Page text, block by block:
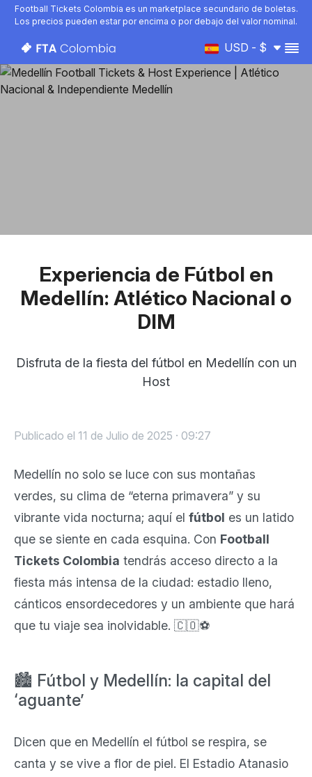
Football Tickets Colombia es un marketplace secundario de boletas.
Los precios pueden estar por encima o por debajo del valor nominal.
USD - $
Experiencia de Fútbol en
Medellín: Atlético Nacional o
DIM
Disfruta de la fiesta del fútbol en Medellín con un
Host
Publicado el 11 de Julio de 2025 · 09:27
Medellín no solo se luce con sus montañas
verdes, su clima de “eterna primavera” y su
vibrante vida nocturna; aquí el fútbol es un latido
que se siente en cada esquina. Con Football
Tickets Colombia tendrás acceso directo a la
fiesta más intensa de la ciudad: estadio lleno,
cánticos ensordecedores y un ambiente que hará
que tu viaje sea inolvidable. 🇨🇴⚽
🏙️ Fútbol y Medellín: la capital del
‘aguante’
Dicen que en Medellín el fútbol se respira, se
canta y se vive a flor de piel. El Estadio Atanasio